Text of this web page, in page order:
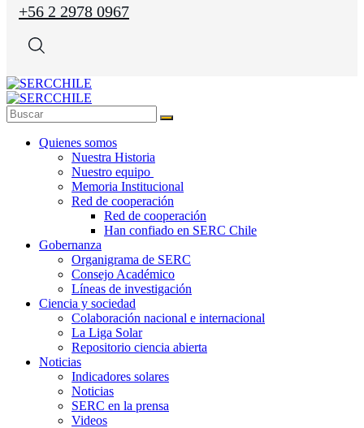
+56 2 2978 0967
Quienes somos
Nuestra Historia
Nuestro equipo
Memoria Institucional
Red de cooperación
Red de cooperación
Han confiado en SERC Chile
Gobernanza
Organigrama de SERC
Consejo Académico
Líneas de investigación
Ciencia y sociedad
Colaboración nacional e internacional
La Liga Solar
Repositorio ciencia abierta
Noticias
Indicadores solares
Noticias
SERC en la prensa
Videos